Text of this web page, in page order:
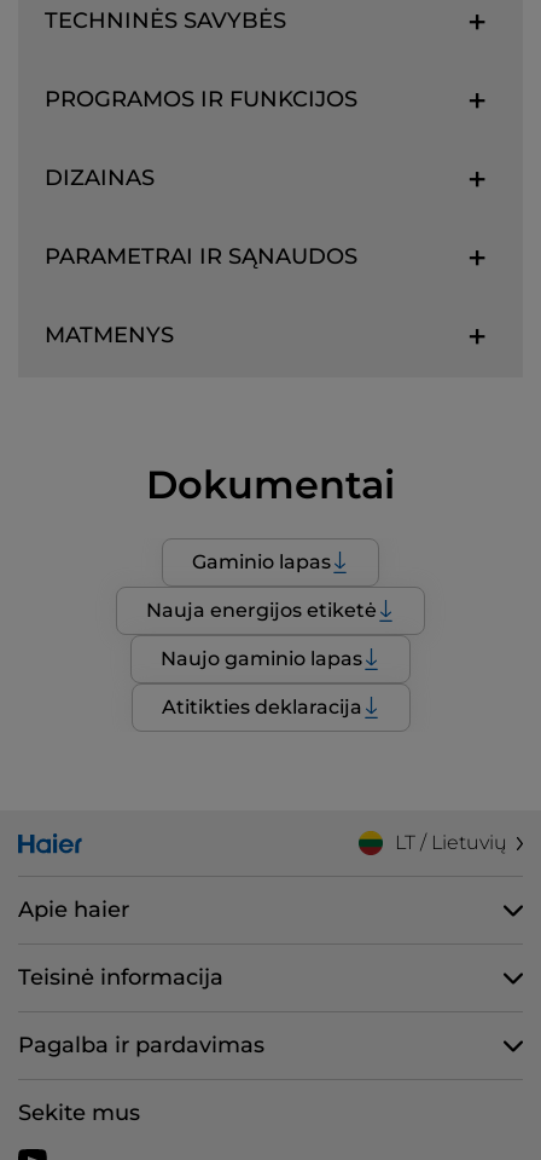
TECHNINĖS SAVYBĖS
PROGRAMOS IR FUNKCIJOS
DIZAINAS
PARAMETRAI IR SĄNAUDOS
MATMENYS
Dokumentai
Gaminio lapas
Nauja energijos etiketė
Naujo gaminio lapas
Atitikties deklaracija
LT / Lietuvių
Apie haier
Teisinė informacija
Pagalba ir pardavimas
Sekite mus